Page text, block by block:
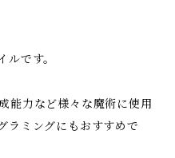
です。
能力など様々な魔術に使用
ラミングにもおすすめで